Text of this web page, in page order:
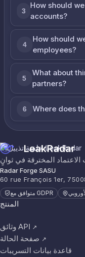
3
How should
accounts?
4
How should
employees?
5
What about
partners?
6 Where does
LeakRadar
Radar Forge SASU
60 rue François 1er,
متوافق مع GDPR
المنتج
وثائق API ↗
صفحة الحالة ↗
قاعدة بيانات التسريبات